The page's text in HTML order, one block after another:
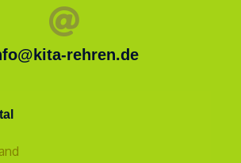
rehren.de